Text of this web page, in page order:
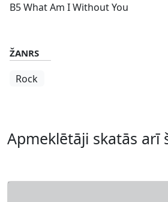
B5 What Am I Without You
ŽANRS
Rock
Apmeklētāji skatās arī